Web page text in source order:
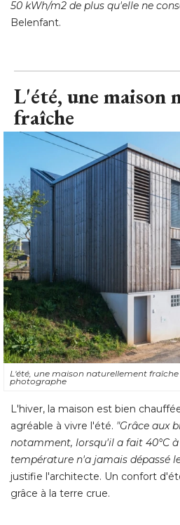
50 kWh/m2 de plus qu'elle ne
Belenfant.
L'été, une maison
fraîche
L'été, une maison naturellement fraîche
photographe
L'hiver, la maison est bien
agréable à vivre l'été. "Grâce aux
notamment, lorsqu'il a fait 40°C
température n'a jamais dépassé
justifie l'architecte. Un confort
grâce à la terre crue.